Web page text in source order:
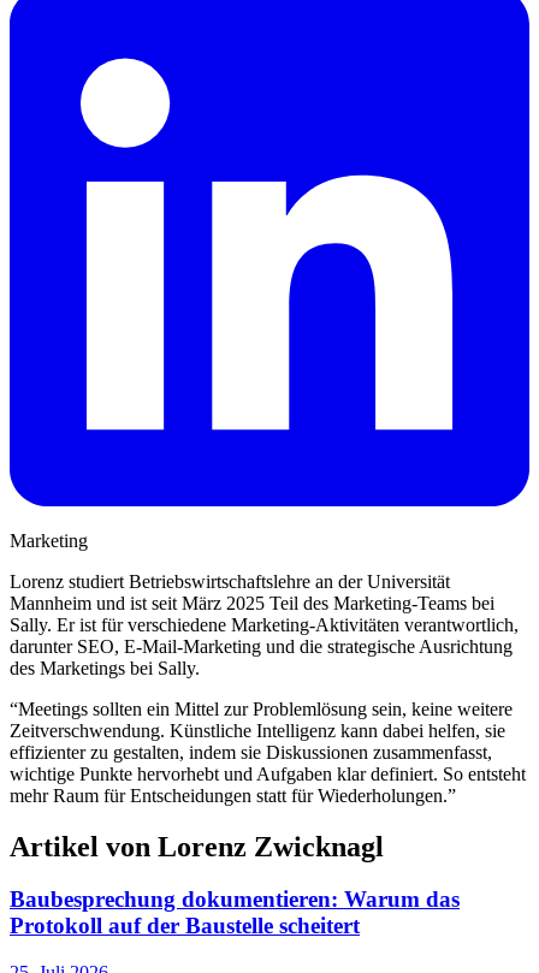
Marketing
Lorenz studiert Betriebswirtschaftslehre an der Universität
Mannheim und ist seit März 2025 Teil des Marketing-Teams bei
Sally. Er ist für verschiedene Marketing-Aktivitäten verantwortlich,
darunter SEO, E-Mail-Marketing und die strategische Ausrichtung
des Marketings bei Sally.
“Meetings sollten ein Mittel zur Problemlösung sein, keine weitere
Zeitverschwendung. Künstliche Intelligenz kann dabei helfen, sie
effizienter zu gestalten, indem sie Diskussionen zusammenfasst,
wichtige Punkte hervorhebt und Aufgaben klar definiert. So entsteht
mehr Raum für Entscheidungen statt für Wiederholungen.”
Artikel von Lorenz Zwicknagl
Baubesprechung dokumentieren: Warum das
Protokoll auf der Baustelle scheitert